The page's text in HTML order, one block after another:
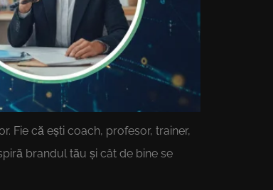
Fie că ești coach, profesor, trainer,
brandul tău și cât de bine se